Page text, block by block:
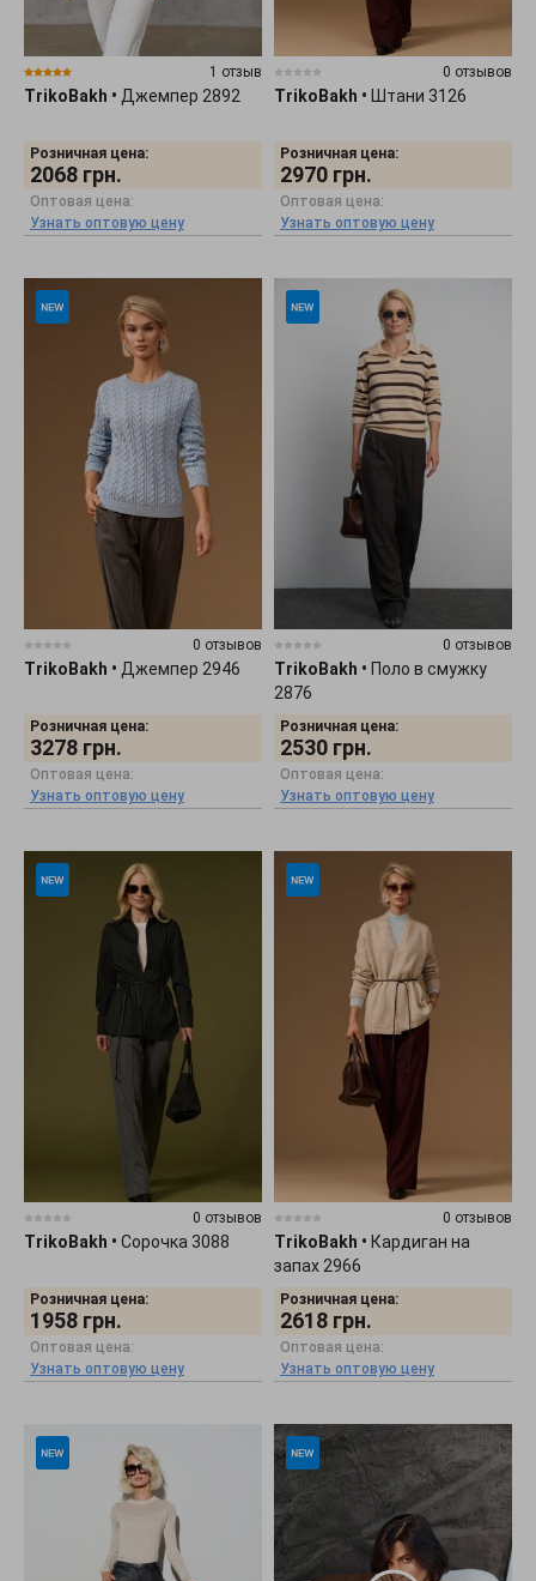
1 отзыв
TrikoBakh • Джемпер 2892
Розничная цена:
2068 грн.
Оптовая цена:
Узнать оптовую цену
0 отзывов
TrikoBakh • Штани 3126
Розничная цена:
2970 грн.
Оптовая цена:
Узнать оптовую цену
0 отзывов
TrikoBakh • Джемпер 2946
Розничная цена:
3278 грн.
Оптовая цена:
Узнать оптовую цену
0 отзывов
TrikoBakh • Поло в смужку
2876
Розничная цена:
2530 грн.
Оптовая цена:
Узнать оптовую цену
0 отзывов
TrikoBakh • Сорочка 3088
Розничная цена:
1958 грн.
Оптовая цена:
Узнать оптовую цену
0 отзывов
TrikoBakh • Кардиган на
запах 2966
Розничная цена:
2618 грн.
Оптовая цена:
Узнать оптовую цену